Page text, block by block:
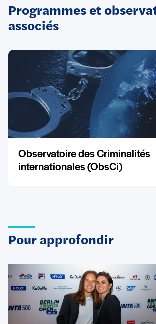
Programmes et
associés
Observatoire des Criminalités
internationales (ObsCi)
Pour approfondir